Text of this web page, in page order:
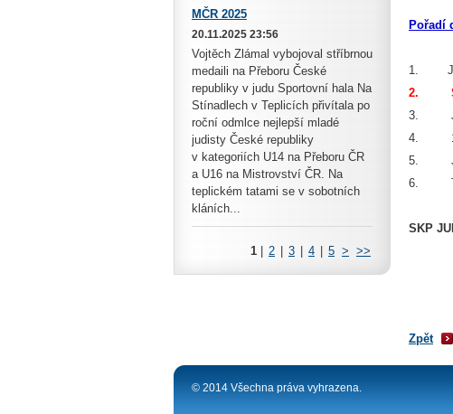
Pořadí
1.
2.
3.
4.
5.
6.
SKP
Zpět
MČR 2025
20.11.2025 23:56
Vojtěch Zlámal vybojoval stříbrnou
medaili na Přeboru České
republiky v judu Sportovní hala Na
Stínadlech v Teplicích přivítala po
roční odmlce nejlepší mladé
judisty České republiky
v kategoriích U14 na Přeboru ČR
a U16 na Mistrovství ČR. Na
teplickém tatami se v sobotních
kláních...
1 2 3 4 5 > >>
© 2014 Všechna práva vyhrazena.